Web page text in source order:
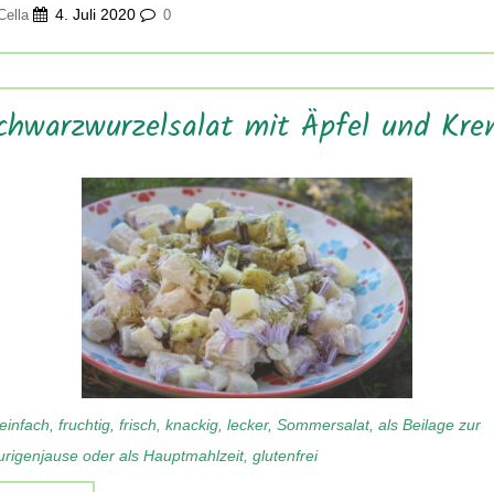
4. Juli 2020 0
mit Äpfel und
fruchtig, frisch, knackig, lecker, Sommersalat, als Beilage zur
oder als Hauptmahlzeit, glutenfrei